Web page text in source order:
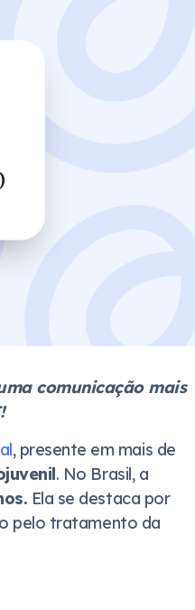
comunicação mais
, presente em mais de
. No Brasil, a
Ela se destaca por
pelo tratamento da